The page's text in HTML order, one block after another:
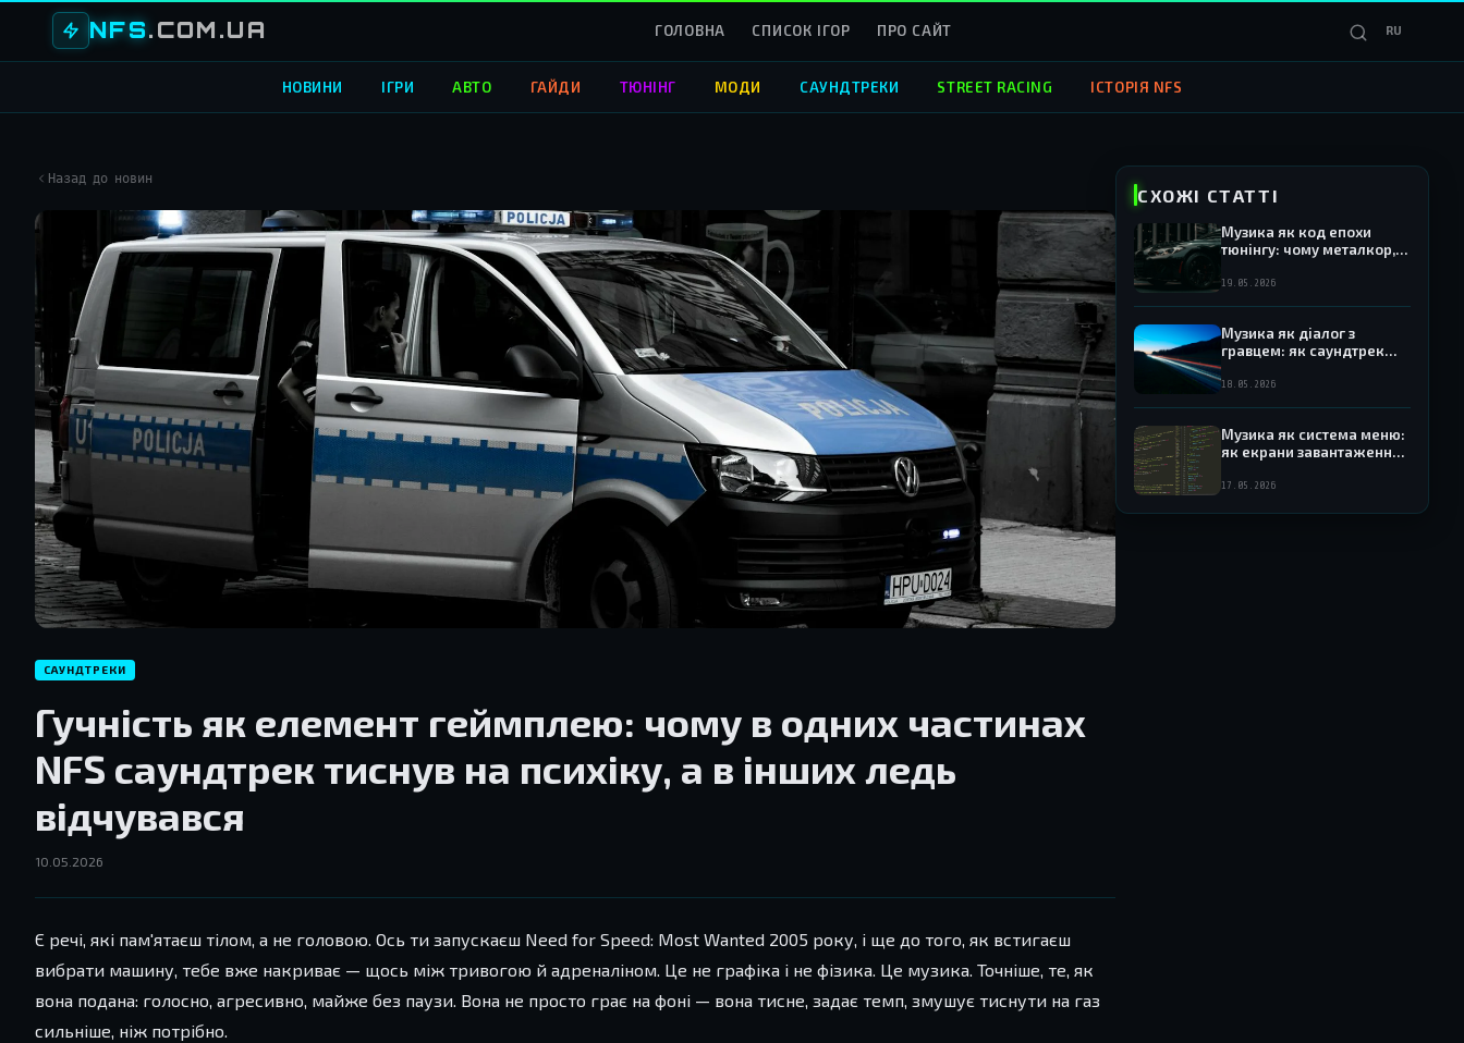
NFS.COM.UA ГОЛОВНА СПИСОК ІГОР ПРО САЙТ RU
НОВИНИ ІГРИ АВТО ГАЙДИ ТЮНІНГ МОДИ САУНДТРЕКИ STREET RACING ІСТОРІЯ NFS
Назад до новин
САУНДТРЕКИ
Гучність як елемент геймплею: чому в одних частинах
NFS саундтрек тиснув на психіку, а в інших ледь
відчувався
10.05.2026
Є речі, які пам'ятаєш тілом, а не головою. Ось ти запускаєш Need for Speed: Most Wanted 2005 року, і ще до того, як встигаєш
вибрати машину, тебе вже накриває — щось між тривогою й адреналіном. Це не графіка і не фізика. Це музика. Точніше, те, як
вона подана: голосно, агресивно, майже без паузи. Вона не просто грає на фоні — вона тисне, задає темп, змушує тиснути на газ
сильніше, ніж потрібно.
СХОЖІ СТАТТІ
Музика як код епохи
тюнінгу: чому металкор,
визначили звук NFS Most
19.05.2026
Музика як діалог з
гравцем: як саундтрек
18.05.2026
Музика як система меню:
як екрани завантаження,
отримували власні
17.05.2026